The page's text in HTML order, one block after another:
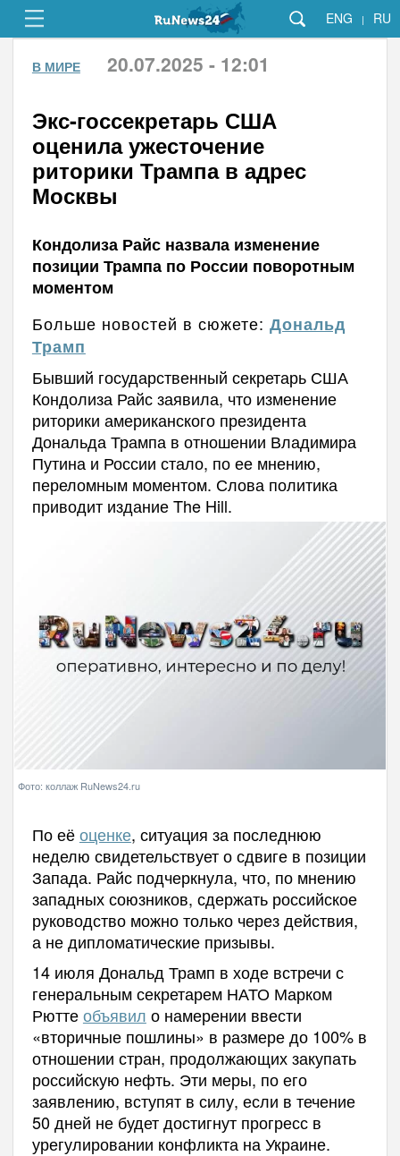
ENG | RU
В МИРЕ 20.07.2025 - 12:01
Экс-госсекретарь США
оценила ужесточение
риторики Трампа в адрес
Москвы
Кондолиза Райс назвала изменение
позиции Трампа по России поворотным
моментом
Больше новостей в сюжете: Дональд
Трамп
Бывший государственный секретарь США
Кондолиза Райс заявила, что изменение
риторики американского президента
Дональда Трампа в отношении Владимира
Путина и России стало, по ее мнению,
переломным моментом. Слова политика
приводит издание The Hill.
Фото: коллаж RuNews24.ru
По еёоценке, ситуация за последнюю
неделю свидетельствует о сдвиге в позиции
Запада. Райс подчеркнула, что, по мнению
западных союзников, сдержать российское
руководство можно только через действия,
а не дипломатические призывы.
14 июля Дональд Трамп в ходе встречи с
генеральным секретарем НАТО Марком
Рюттеобъявил о намерении ввести
«вторичные пошлины» в размере до 100% в
отношении стран, продолжающих закупать
российскую нефть. Эти меры, по его
заявлению, вступят в силу, если в течение
50 дней не будет достигнут прогресс в
урегулировании конфликта на Украине.